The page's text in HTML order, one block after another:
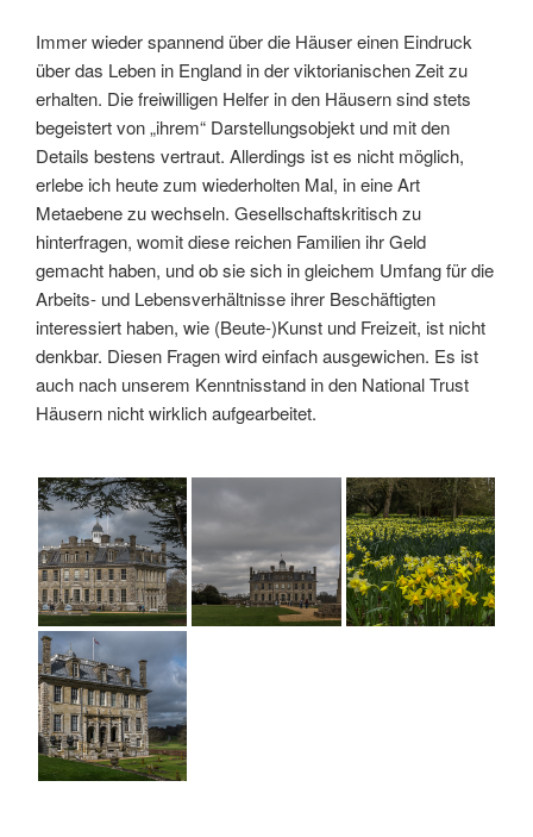
Immer wieder spannend über die Häuser einen Eindruck
über das Leben in England in der viktorianischen Zeit zu
erhalten. Die freiwilligen Helfer in den Häusern sind stets
begeistert von „ihrem“ Darstellungsobjekt und mit den
Details bestens vertraut. Allerdings ist es nicht möglich,
erlebe ich heute zum wiederholten Mal, in eine Art
Metaebene zu wechseln. Gesellschaftskritisch zu
hinterfragen, womit diese reichen Familien ihr Geld
gemacht haben, und ob sie sich in gleichem Umfang für die
Arbeits- und Lebensverhältnisse ihrer Beschäftigten
interessiert haben, wie (Beute-)Kunst und Freizeit, ist nicht
denkbar. Diesen Fragen wird einfach ausgewichen. Es ist
auch nach unserem Kenntnisstand in den National Trust
Häusern nicht wirklich aufgearbeitet.